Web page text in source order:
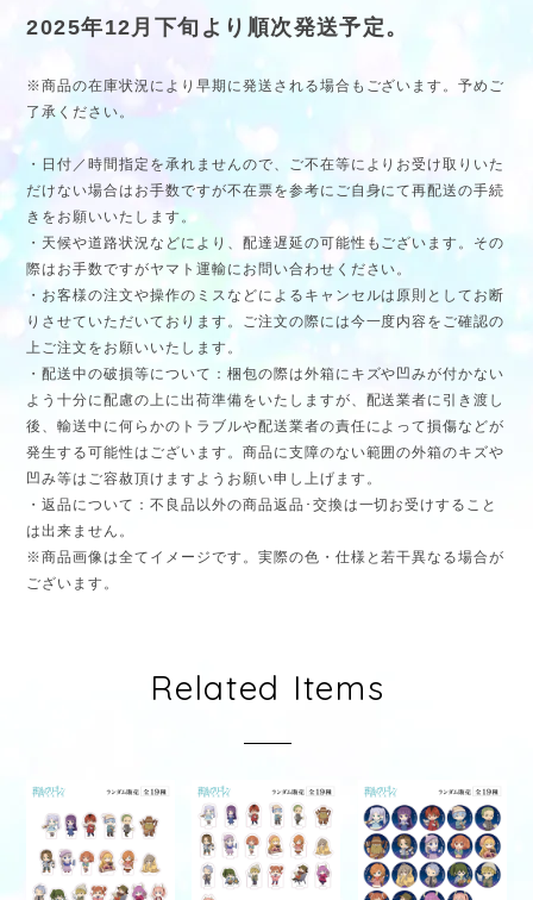
2025年12月下旬より順次発送予定。
※商品の在庫状況により早期に発送される場合もございます。予めご
了承ください。
・日付／時間指定を承れませんので、ご不在等によりお受け取りいた
だけない場合はお手数ですが不在票を参考にご自身にて再配送の手続
きをお願いいたします。
・天候や道路状況などにより、配達遅延の可能性もございます。その
際はお手数ですがヤマト運輸にお問い合わせください。
・お客様の注文や操作のミスなどによるキャンセルは原則としてお断
りさせていただいております。ご注文の際には今一度内容をご確認の
上ご注文をお願いいたします。
・配送中の破損等について：梱包の際は外箱にキズや凹みが付かない
よう十分に配慮の上に出荷準備をいたしますが、配送業者に引き渡し
後、輸送中に何らかのトラブルや配送業者の責任によって損傷などが
発生する可能性はございます。商品に支障のない範囲の外箱のキズや
凹み等はご容赦頂けますようお願い申し上げます。
・返品について：不良品以外の商品返品･交換は一切お受けすること
は出来ません。
※商品画像は全てイメージです。実際の色・仕様と若干異なる場合が
ございます。
Related Items